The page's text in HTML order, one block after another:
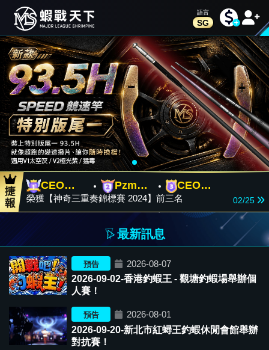
SG
CEO
TEAM A
Pzm
team 2
CEO
TEAM B
02/25
榮獲【神奇三重奏錦標賽 2024】前三名
CEO
TEAM A
Pzm
team 2
CEO
TEAM B 02/25
榮獲【神奇三重奏錦標賽 2024】前三名
CEO
TEAM A
Pzm
team 2
CEO
TEAM B
02/25
榮獲【神奇三重奏錦標賽 2024】前三名
最新訊息
預告
2026-08-07
2026-09-02-香港釣蝦王 - 觀塘釣蝦場舉辦個
人賽！
預告
2026-08-01
2026-09-20-新北市紅蟳王釣蝦休閒會館舉辦
對抗賽！